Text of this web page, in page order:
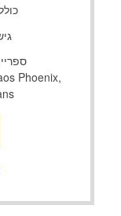
Phoenix,